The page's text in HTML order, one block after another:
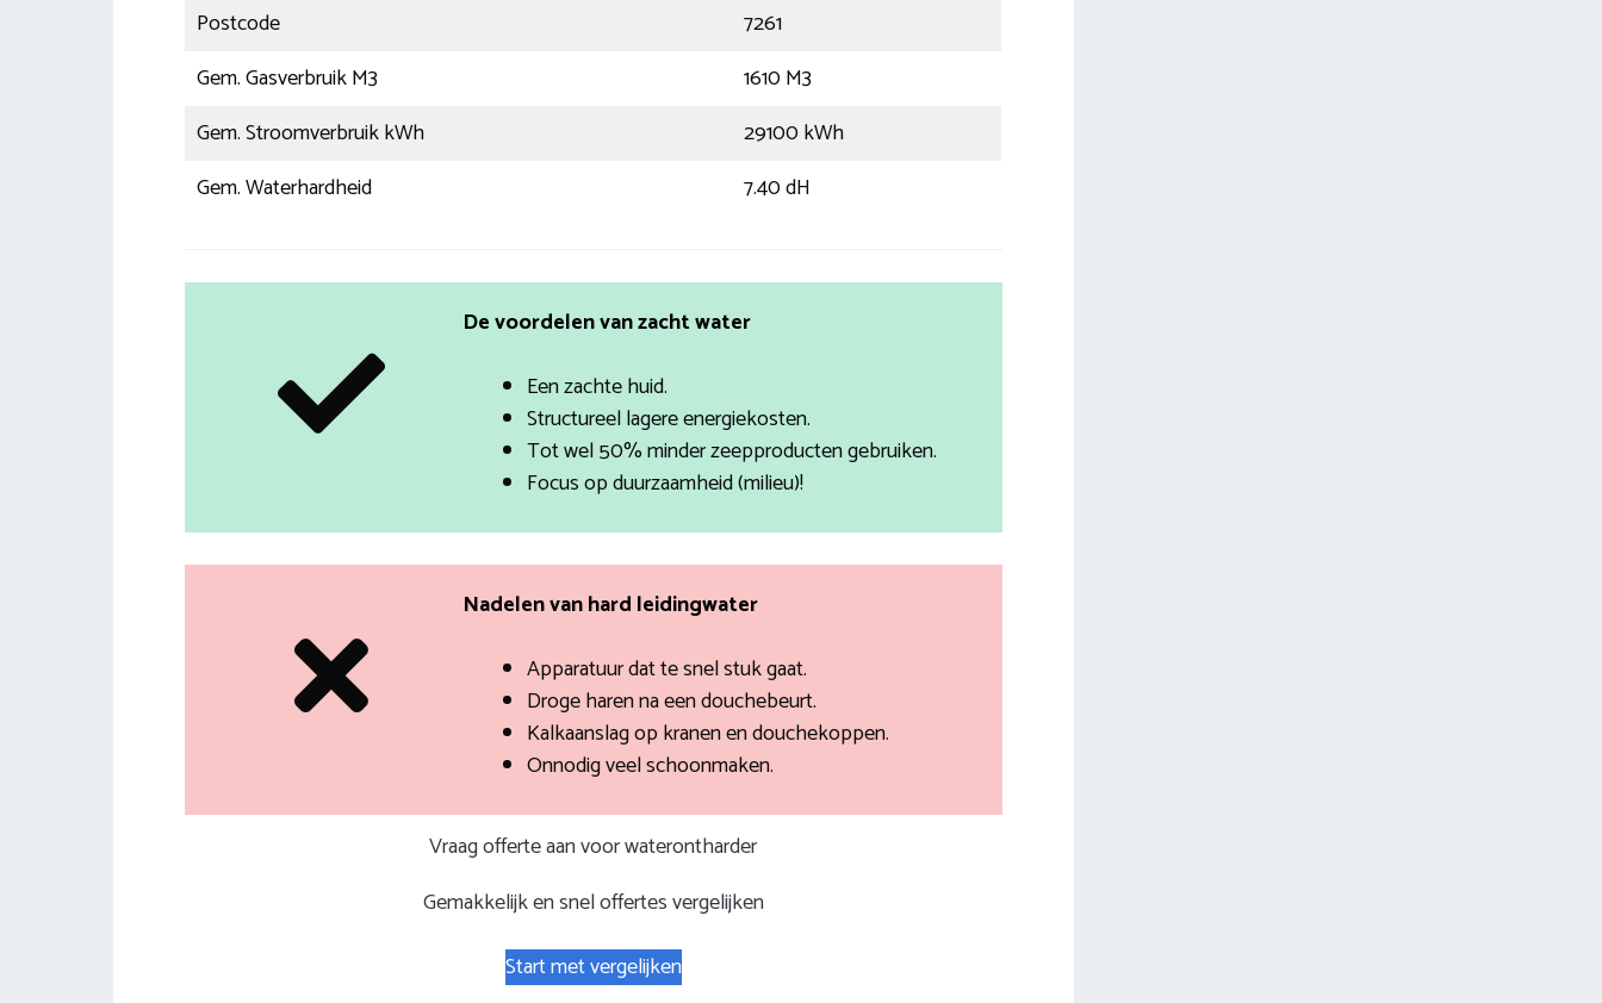
Postcode
7261
Gem. Gasverbruik M3
1610 M3
Gem. Stroomverbruik kWh
29100 kWh
Gem. Waterhardheid
7.40 dH
De voordelen van zacht water
Een zachte huid.
Structureel lagere energiekosten.
Tot wel 50% minder zeepproducten gebruiken.
Focus op duurzaamheid (milieu)!
Nadelen van hard leidingwater
Apparatuur dat te snel stuk gaat.
Droge haren na een douchebeurt.
Kalkaanslag op kranen en douchekoppen.
Onnodig veel schoonmaken.
Vraag offerte aan voor waterontharder
Gemakkelijk en snel offertes vergelijken
Start met vergelijken